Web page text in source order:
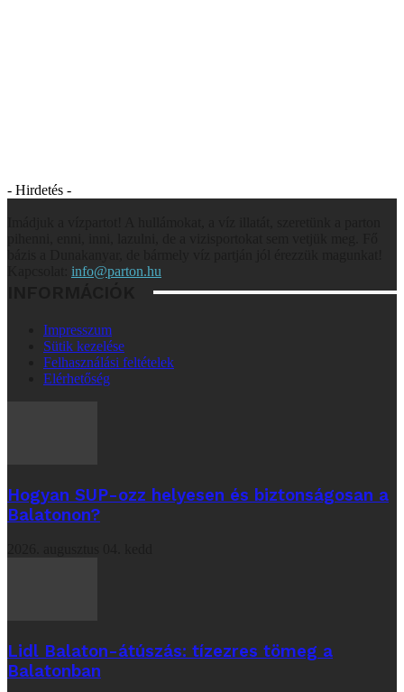
- Hirdetés -
info@parton.hu
Impresszum
Sütik kezelése
Felhasználási feltételek
Elérhetőség
Hogyan SUP-ozz helyesen és biztonságosan a
Balatonon?
Lidl Balaton-átúszás: tízezres tömeg a
Balatonban